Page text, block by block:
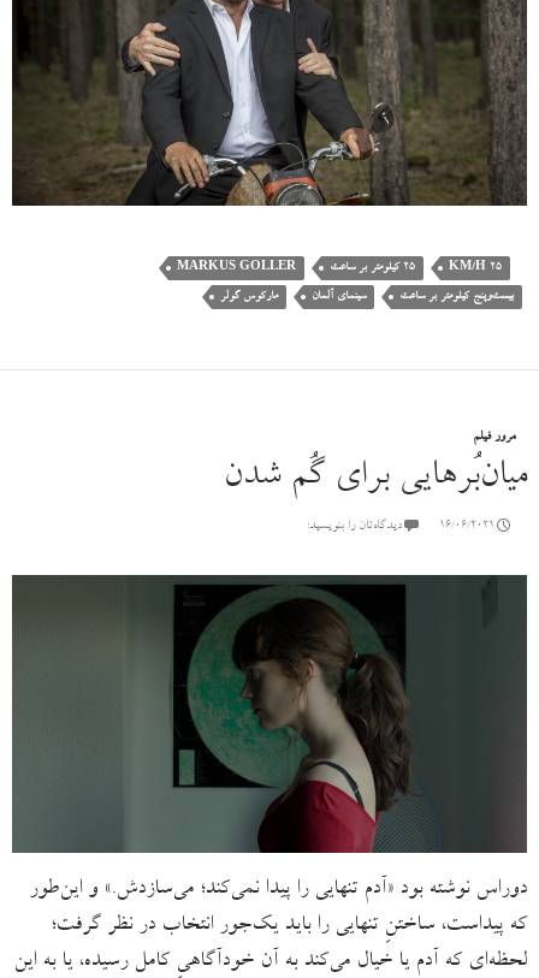
25 KM/H ۲۵ کیلومتر بر ساعت MARKUS GOLLER
بیست‌وپنج کیلومتر بر ساعت سینمای آلمان مارکوس گولر
مرور فیلم
میان‌بُر‌هایی برای گُم شدن
16/06/2021 دیدگاه‌تان را بنویسید:
دوراس نوشته بود «آدم تنهایی را پیدا نمی‌کند؛ می‌سازدش.» و این‌طور
که پیداست، ساختنِ تنهایی را باید یک‌جور انتخاب در نظر گرفت؛
لحظه‌ای که آدم یا خیال می‌‌کند به آن خودآگاهیِ کامل رسیده، یا به این